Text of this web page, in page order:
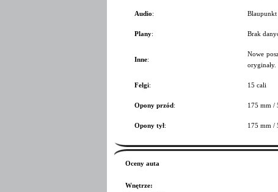
Audio: Blaupunkt
Plany: Brak
Inne:
Nowe
Felgi: 15 cali
Opony przód: 175 mm /
Opony tył: 175 mm /
Oceny auta
Wnętrze: